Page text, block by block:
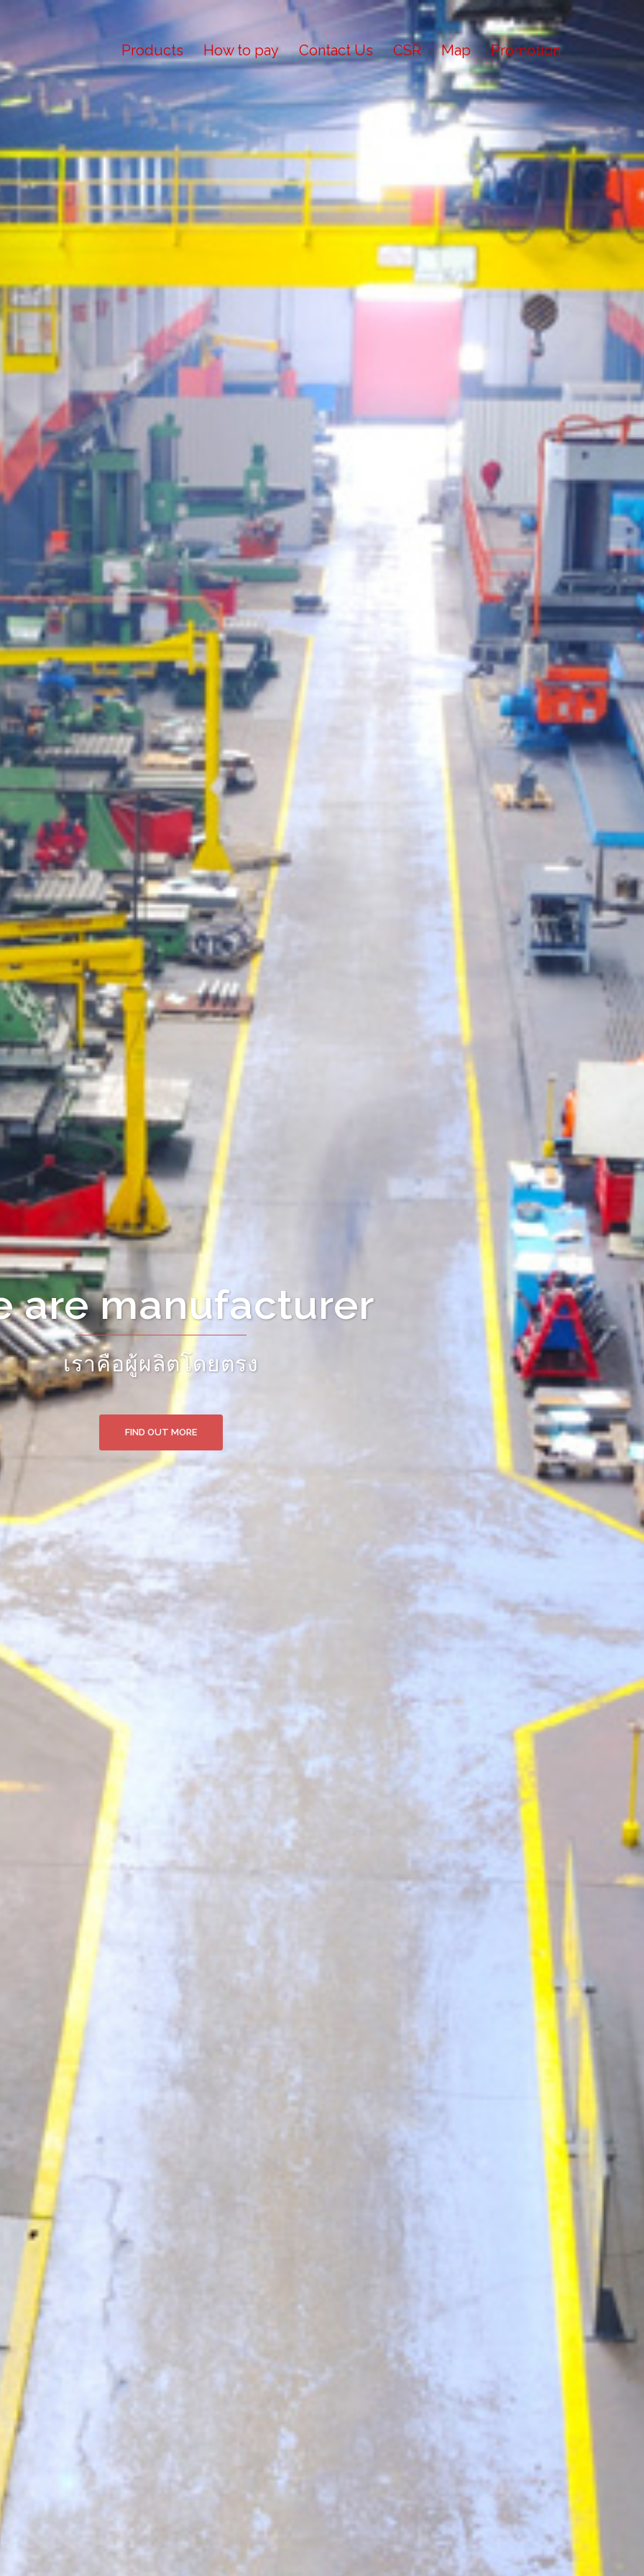
Products How to pay Contact Us CSR Map Promotion
from manufacturer
สินค้าจากแหล่งผลิตโดยตรง
FIND OUT MORE